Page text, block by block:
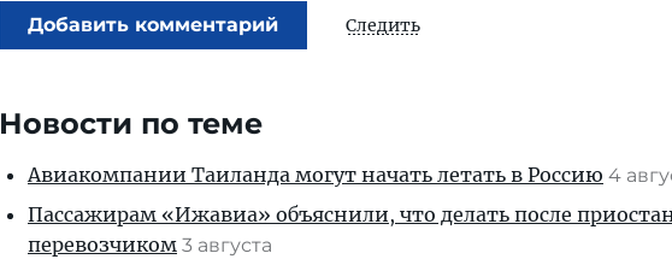
Добавить комментарий Следить
Новости по теме
Авиакомпании Таиланда могут начать летать в Россию 4
Пассажирам «Ижавиа» объяснили, что делать после
перевозчиком 3 августа